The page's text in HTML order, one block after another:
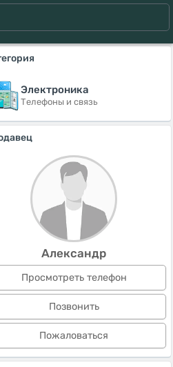
Электроника
Телефоны и связь
Александр
Просмотреть телефон
Позвонить
Пожаловаться